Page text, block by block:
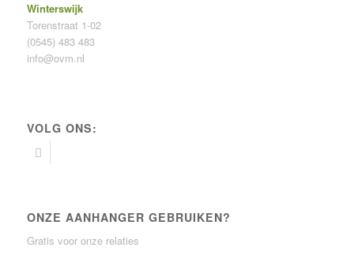
Winterswijk
Torenstraat 1-02
(0545) 483 483
info@ovm.nl
VOLG ONS:
ONZE AANHANGER GEBRUIKEN?
Gratis voor onze relaties